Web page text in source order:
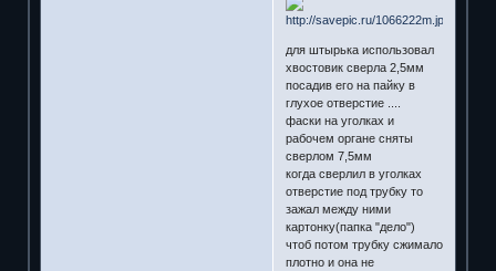
для штырька использовал
хвостовик сверла 2,5мм
посадив его на пайку в
глухое отверстие ....
фаски на уголках и
рабочем органе сняты
сверлом 7,5мм
когда сверлил в уголках
отверстие под трубку то
зажал между ними
картонку(папка "дело")
чтоб потом трубку сжимало
плотно и она не